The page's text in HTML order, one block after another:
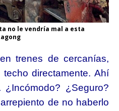
le vendría mal a esta
trenes de cercanías,
directamente. Ahí
¿Seguro?
de no haberlo